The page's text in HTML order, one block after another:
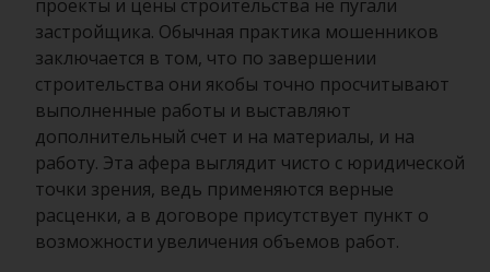
проекты и цены строительства не пугали
застройщика. Обычная практика мошенников
заключается в том, что по завершении
строительства они якобы точно просчитывают
выполненные работы и выставляют
дополнительный счет и на материалы, и на
работу. Эта афера выглядит чисто с юридической
точки зрения, ведь применяются верные
расценки, а в договоре присутствует пункт о
возможности увеличения объемов работ.